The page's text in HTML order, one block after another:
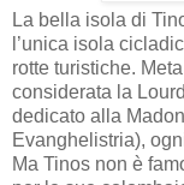
La bella isola di
l’unica isola
rotte turistiche.
considerata la
dedicato alla
Evanghelistria),
Ma Tinos non è